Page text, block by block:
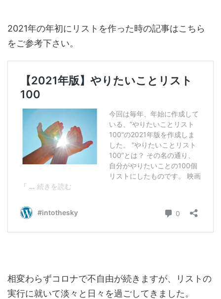
2021年の年初にリストを作った時の記事はこちら
をご参考下さい。
相変わらずコロナで不自由が続きますが、リストの
実行に就いて淡々と日々を過ごしてきました。